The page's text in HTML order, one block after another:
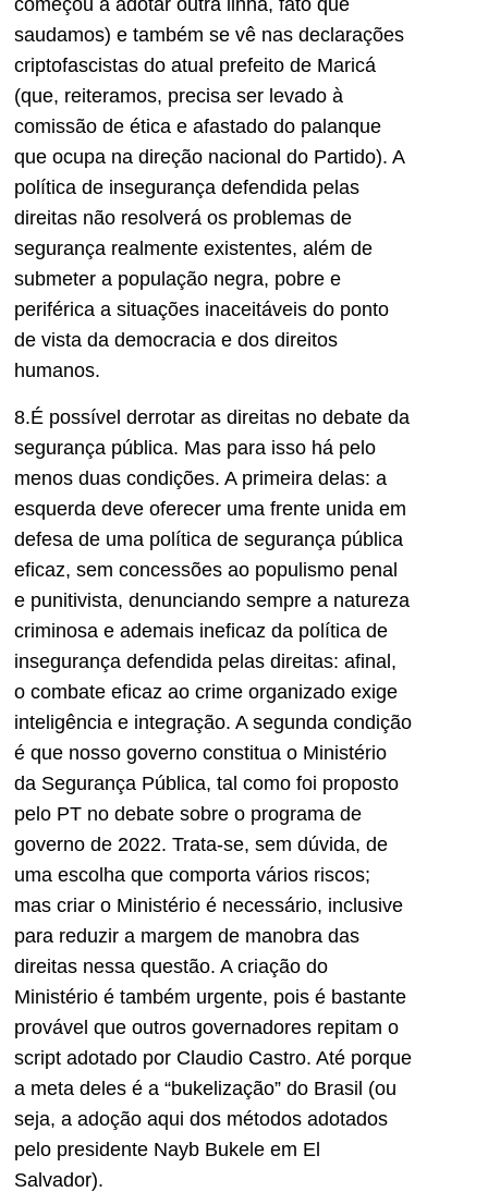
começou a adotar outra linha, fato que
saudamos) e também se vê nas declarações
criptofascistas do atual prefeito de Maricá
(que, reiteramos, precisa ser levado à
comissão de ética e afastado do palanque
que ocupa na direção nacional do Partido). A
política de insegurança defendida pelas
direitas não resolverá os problemas de
segurança realmente existentes, além de
submeter a população negra, pobre e
periférica a situações inaceitáveis do ponto
de vista da democracia e dos direitos
humanos.
8.É possível derrotar as direitas no debate da
segurança pública. Mas para isso há pelo
menos duas condições. A primeira delas: a
esquerda deve oferecer uma frente unida em
defesa de uma política de segurança pública
eficaz, sem concessões ao populismo penal
e punitivista, denunciando sempre a natureza
criminosa e ademais ineficaz da política de
insegurança defendida pelas direitas: afinal,
o combate eficaz ao crime organizado exige
inteligência e integração. A segunda condição
é que nosso governo constitua o Ministério
da Segurança Pública, tal como foi proposto
pelo PT no debate sobre o programa de
governo de 2022. Trata-se, sem dúvida, de
uma escolha que comporta vários riscos;
mas criar o Ministério é necessário, inclusive
para reduzir a margem de manobra das
direitas nessa questão. A criação do
Ministério é também urgente, pois é bastante
provável que outros governadores repitam o
script adotado por Claudio Castro. Até porque
a meta deles é a “bukelização” do Brasil (ou
seja, a adoção aqui dos métodos adotados
pelo presidente Nayb Bukele em El
Salvador).